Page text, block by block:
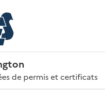
de permis et certificats